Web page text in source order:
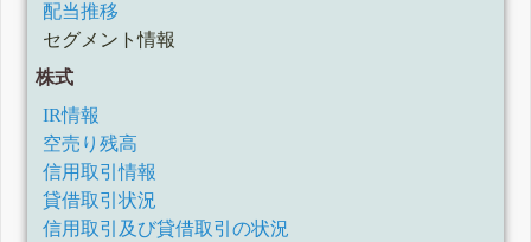
配当推移
セグメント情報
株式
IR情報
空売り残高
信用取引情報
貸借取引状況
信用取引及び貸借取引の状況